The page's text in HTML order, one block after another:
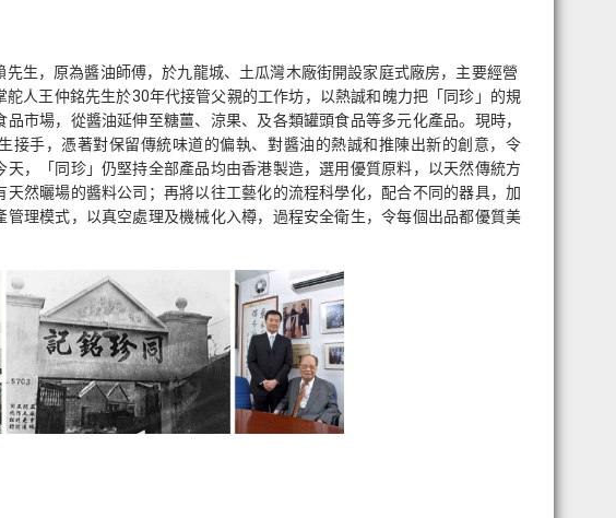
生，原為醬油師傅，於九龍城、土瓜灣木廠街開設家庭式廠房，主要經營
人王仲銘先生於30年代接管父親的工作坊，以熱誠和魄力把「同珍」的規
市場，從醬油延伸至糖薑、涼果、及各類罐頭食品等多元化產品。現時，
接手，憑著對保留傳統味道的偏執、對醬油的熱誠和推陳出新的創意，令
天，「同珍」仍堅持全部產品均由香港製造，選用優質原料，以天然傳統方
天然曬場的醬料公司；再將以往工藝化的流程科學化，配合不同的器具，加
管理模式，以真空處理及機械化入樽，過程安全衛生，令每個出品都優質美